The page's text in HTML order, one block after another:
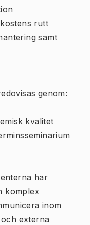
rutt
samt
genom:
kvalitet
har
komplex
inom
externa